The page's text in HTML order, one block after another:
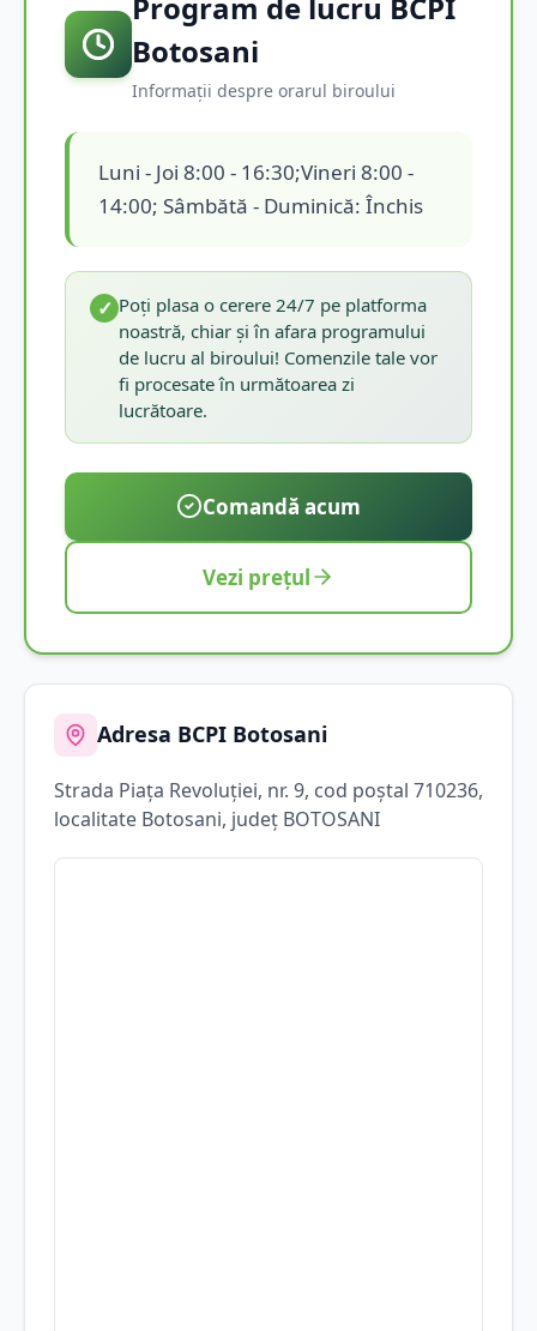
Botosani
Informații despre orarul biroului
Luni - Joi 8:00 - 16:30;Vineri 8:00 -
14:00; Sâmbătă - Duminică: Închis
✓ Poți plasa o cerere 24/7 pe platforma
noastră, chiar și în afara programului
de lucru al biroului! Comenzile tale vor
fi procesate în următoarea zi
lucrătoare.
Comandă acum
Vezi prețul
Adresa BCPI Botosani
Strada Piața Revoluției, nr. 9, cod poștal 710236,
localitate Botosani, județ BOTOSANI